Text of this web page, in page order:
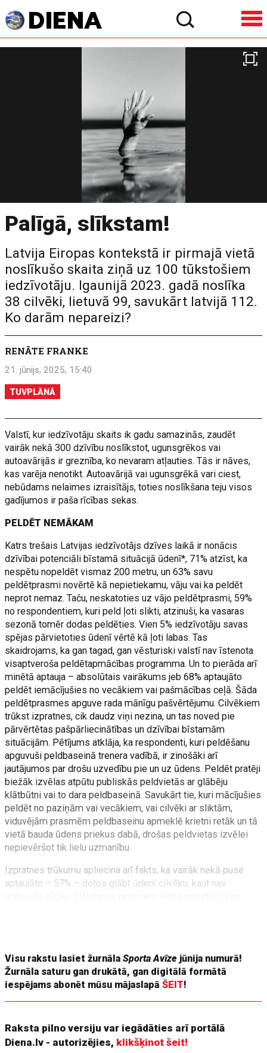
Palīgā, slīkstam!
Latvija Eiropas kontekstā ir pirmajā vietā
noslīkušo skaita ziņā uz 100 tūkstošiem
iedzīvotāju. Igaunijā 2023. gadā noslīka
38 cilvēki, lietuvā 99, savukārt latvijā 112.
Ko darām nepareizi?
RENĀTE FRANKE
21. jūnijs, 2025, 15:40
TUVPLĀNĀ
Valstī, kur iedzīvotāju skaits ik gadu samazinās, zaudēt
vairāk nekā 300 dzīvību noslīkstot, ugunsgrēkos vai
autoavārijās ir greznība, ko nevaram atļauties. Tās ir nāves,
kas varēja nenotikt. Autoavārijā vai ugunsgrēkā vari ciest,
nebūdams nelaimes izraisītājs, toties noslīkšana teju visos
gadījumos ir paša rīcības sekas.
PELDĒT NEMĀKAM
Katrs trešais Latvijas iedzīvotājs dzīves laikā ir nonācis
dzīvībai potenciāli bīstamā situācijā ūdenī*, 71% atzīst, ka
nespētu nopeldēt vismaz 200 metru, un 63% savu
peldētprasmi novērtē kā nepietiekamu, vāju vai ka peldēt
neprot nemaz. Taču, neskatoties uz vājo peldētprasmi, 59%
no respondentiem, kuri peld ļoti slikti, atzinuši, ka vasaras
sezonā tomēr dodas peldēties. Vien 5% iedzīvotāju savas
spējas pārvietoties ūdenī vērtē kā ļoti labas. Tas
skaidrojams, ka gan tagad, gan vēsturiski valstī nav īstenota
visaptveroša peldētapmācības programma. Un to pierāda arī
minētā aptauja – absolūtais vairākums jeb 68% aptaujāto
peldēt iemācījušies no vecākiem vai pašmācības ceļā. Šāda
peldētprasmes apguve rada mānīgu pašvērtējumu. Cilvēkiem
trūkst izpratnes, cik daudz viņi nezina, un tas noved pie
pārvērtētas pašpārliecinātības un dzīvībai bīstamām
situācijām. Pētījums atklāja, ka respondenti, kuri peldēšanu
apguvuši peldbaseinā trenera vadībā, ir zinošāki arī
jautājumos par drošu uzvedību pie un uz ūdens. Peldēt pratēji
biežāk izvēlas atpūtu publiskās peldvietās ar glābēju
klātbūtni vai to dara peldbaseinā. Savukārt tie, kuri mācījušies
peldēt no paziņām vai vecākiem, vai cilvēki ar sliktām,
viduvējām prasmēm peldbaseinu apmeklē krietni retāk un tā
vietā bauda ūdens priekus dabā, drošas peldvietas izvēlei
nepievēršot tik lielu uzmanību.
Izpratnes trūkumu apliecina arī fakts, ka vairāk nekā puse
aptaujāto – 57% – dotos glābt ūdenī cilvēku, kaut nav
Visu rakstu lasiet žurnālaSporta Avīze jūnija numurā!
Žurnāla saturu gan drukātā, gan digitālā formātā
iespējams abonēt mūsu mājaslapāŠEIT!
Raksta pilno versiju var iegādāties arī portālā
Diena.lv - autorizējies, klikšķinot šeit!